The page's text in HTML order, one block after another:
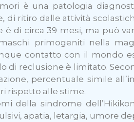
è una patologia
di ritiro dalle attività
è di circa 39 mesi, ma può
primogeniti nella
contatto con il mondo
di reclusione è limitato.
percentuale simile
rispetto alle stime.
della sindrome
apatia, letargia, umore